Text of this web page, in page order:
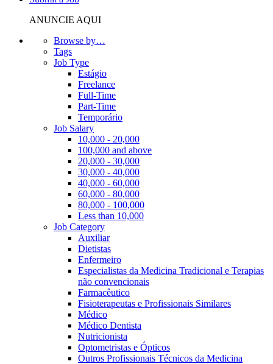
ANUNCIE AQUI
Browse by…
Tags
Job Type
Estágio
Freelance
Full-Time
Part-Time
Temporário
Job Salary
10,000 - 20,000
100,000 and above
20,000 - 30,000
30,000 - 40,000
40,000 - 60,000
60,000 - 80,000
80,000 - 100,000
Less than 10,000
Job Category
Auxiliar
Dietistas
Enfermeiro
Especialistas da Medicina Tradicional e Terapias
não convencionais
Farmacêutico
Fisioterapeutas e Profissionais Similares
Médico
Médico Dentista
Nutricionista
Optometristas e Ópticos
Outros Profissionais Técnicos da Medicina